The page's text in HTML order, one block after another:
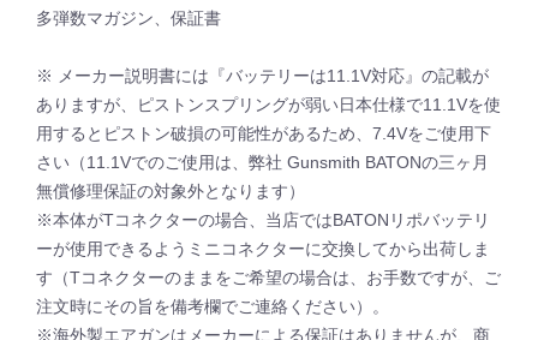
多弾数マガジン、保証書
※ メーカー説明書には『バッテリーは11.1V対応』の記載が
ありますが、ピストンスプリングが弱い日本仕様で11.1Vを使
用するとピストン破損の可能性があるため、7.4Vをご使用下
さい（11.1Vでのご使用は、弊社 Gunsmith BATONの三ヶ月
無償修理保証の対象外となります）
※本体がTコネクターの場合、当店ではBATONリポバッテリ
ーが使用できるようミニコネクターに交換してから出荷しま
す（Tコネクターのままをご希望の場合は、お手数ですが、ご
注文時にその旨を備考欄でご連絡ください）。
※海外製エアガンはメーカーによる保証はありませんが、商